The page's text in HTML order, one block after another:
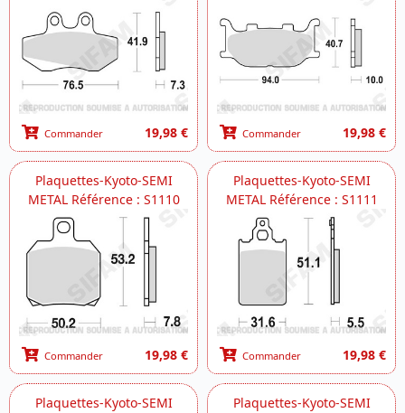
Commander 19,98 € Commander 19,98 €
Plaquettes-Kyoto-SEMI
METAL Référence : S1110
Commander 19,98 €
Plaquettes-Kyoto-SEMI
METAL Référence : S1111
Commander 19,98 €
Plaquettes-Kyoto-SEMI
Plaquettes-Kyoto-SEMI